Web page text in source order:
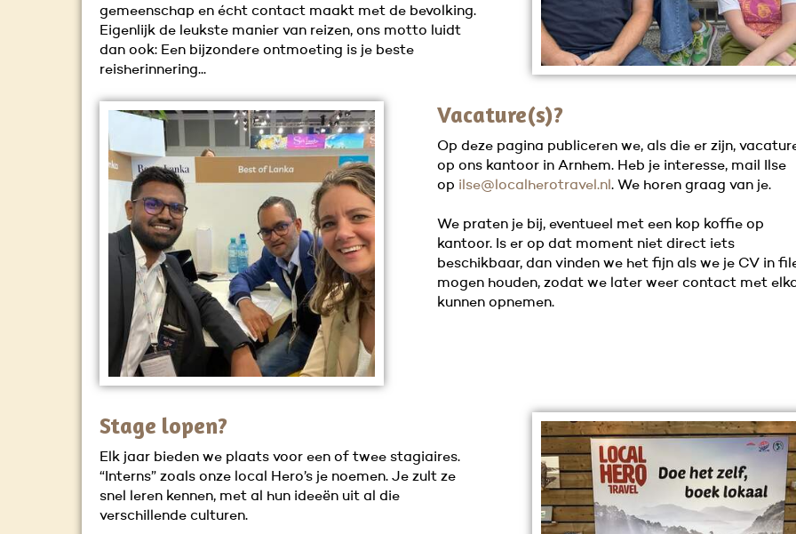
gemeenschap en écht contact maakt met de bevolking.
Eigenlijk de leukste manier van reizen, ons motto luidt
dan ook: Een bijzondere ontmoeting is je beste
reisherinnering...
Vacature(s)?
Op deze pagina publiceren we, als die er zijn,
op ons kantoor in Arnhem. Heb je interesse, mail Ilse
op ilse@localherotravel.nl . We horen graag van je.
We praten je bij, eventueel met een kop koffie op
kantoor. Is er op dat moment niet direct iets
beschikbaar, dan vinden we het fijn als we je CV in
mogen houden, zodat we later weer contact met
kunnen opnemen.
Stage lopen?
Elk jaar bieden we plaats voor een of twee stagiaires.
“Interns” zoals onze local Hero’s je noemen. Je zult ze
snel leren kennen, met al hun ideeën uit al die
verschillende culturen.